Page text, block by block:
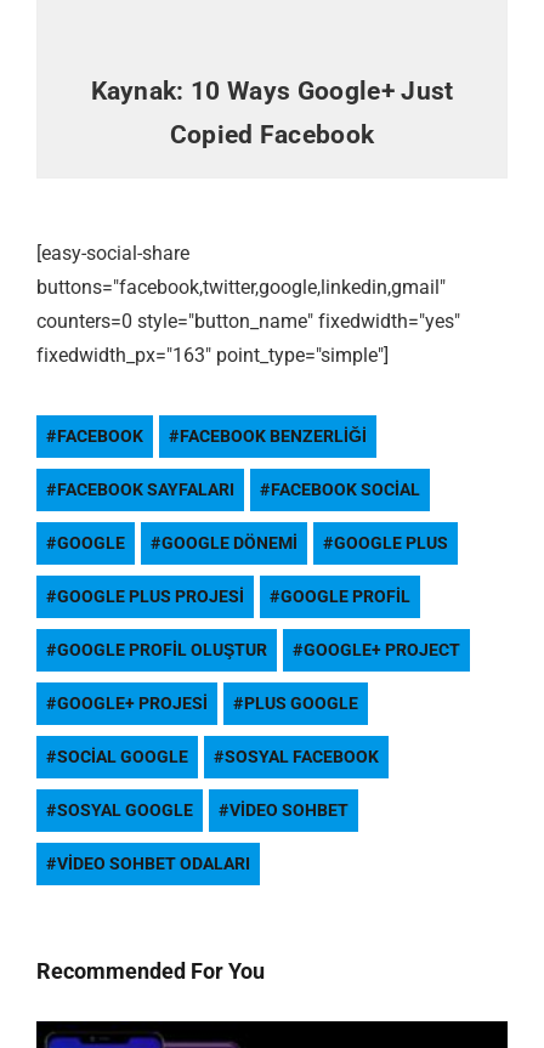
Kaynak: 10 Ways Google+ Just
Copied Facebook
[easy-social-share
buttons="facebook,twitter,google,linkedin,gmail"
counters=0 style="button_name" fixedwidth="yes"
fixedwidth_px="163" point_type="simple"]
FACEBOOK FACEBOOK BENZERLIĞI
FACEBOOK SAYFALARI FACEBOOK SOCIAL
GOOGLE GOOGLE DÖNEMI GOOGLE PLUS
GOOGLE PLUS PROJESI GOOGLE PROFIL
GOOGLE PROFIL OLUŞTUR GOOGLE+ PROJECT
GOOGLE+ PROJESI PLUS GOOGLE
SOCIAL GOOGLE SOSYAL FACEBOOK
SOSYAL GOOGLE VIDEO SOHBET
VIDEO SOHBET ODALARI
Recommended For You